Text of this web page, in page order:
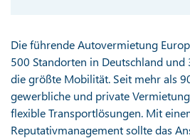
Die führende Autovermietung
500 Standorten in Deutschland
die größte Mobilität. Seit mehr als
gewerbliche und private
flexible Transportlösungen. Mit
Reputativmanagement sollte das